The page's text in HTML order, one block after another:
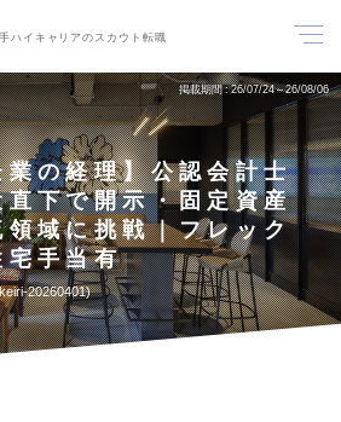
ハイキャリアのスカウト転職
掲載期間 26/07/24～26/08/06
業の経理】公認会計士
直下で開示・固定資産
領域に挑戦｜フレック
宅手当有
20260401